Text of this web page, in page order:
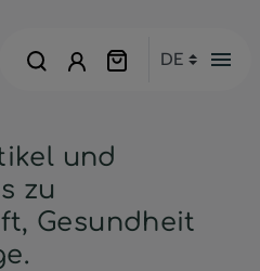
menu
und
zu
Gesundheit